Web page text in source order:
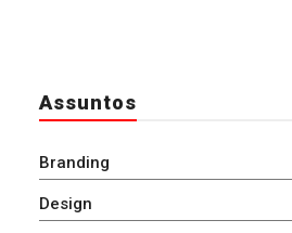
Assuntos
Branding
Design